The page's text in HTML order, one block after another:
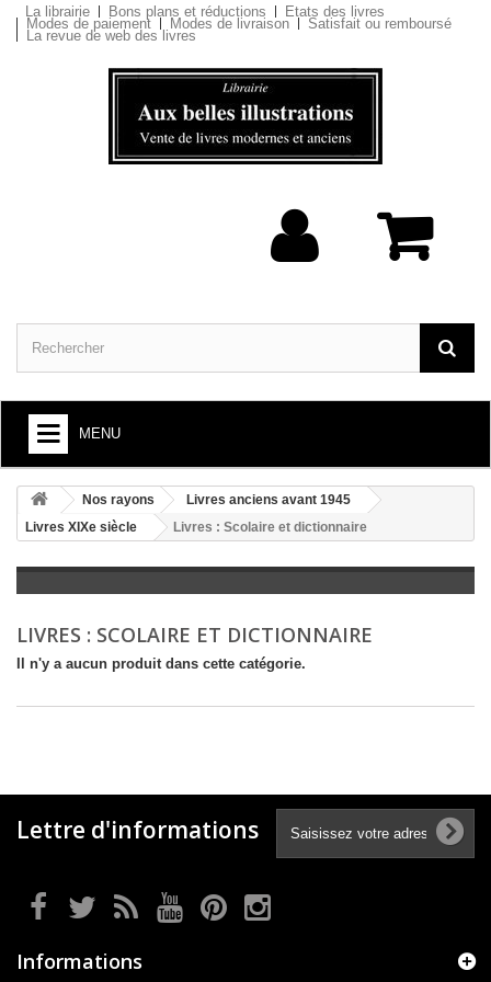
La librairie Bons plans et réductions Etats des livres
Modes de paiement Modes de livraison Satisfait ou remboursé
La revue de web des livres
MENU
+
ARTS ET SOCIÉTÉ
+
LITTÉRATURE
LOISIRS, VIE PRATIQUE
+
SCOLAIRE ET DICTIONNAIRE
Nos rayons
Livres anciens avant 1945
Livres XIXe siècle
Livres : Scolaire et dictionnaire
LIVRES : SCOLAIRE ET DICTIONNAIRE
Il n'y a aucun produit dans cette catégorie.
Lettre d'informations
Informations